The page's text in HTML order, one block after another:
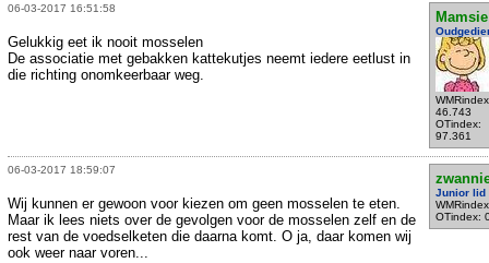
06-03-2017 16:51:58
Mamsie
46.743
OTindex:
97.361
Gelukkig eet ik nooit mosselen
De associatie met gebakken kattekutjes neemt iedere eetlust in
die richting onomkeerbaar weg.
06-03-2017 18:59:07
Junior lid
OTindex:
Wij kunnen er gewoon voor kiezen om geen mosselen te eten.
Maar ik lees niets over de gevolgen voor de mosselen zelf en de
rest van de voedselketen die daarna komt. O ja, daar komen wij
ook weer naar voren...